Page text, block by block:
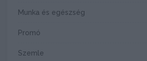
Munka és egészség
Promó
Szemle